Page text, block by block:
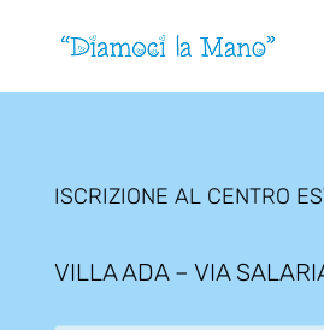
ISCRIZIONE AL CENTRO
VILLA ADA – VIA